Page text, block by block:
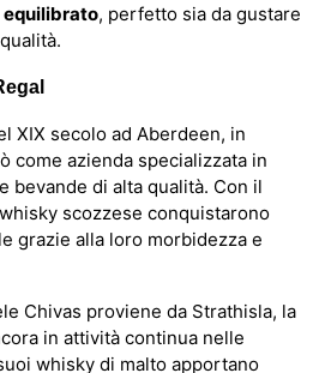
equilibrato, perfetto sia da gustare
XIX secolo ad Aberdeen, in
come azienda specializzata in
bevande di alta qualità. Con il
scozzese conquistarono
grazie alla loro morbidezza e
Chivas proviene da Strathisla, la
in attività continua nelle
whisky di malto apportano